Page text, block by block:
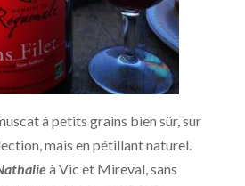
à petits grains bien sûr, sur
mais en pétillant naturel.
à Vic et Mireval, sans